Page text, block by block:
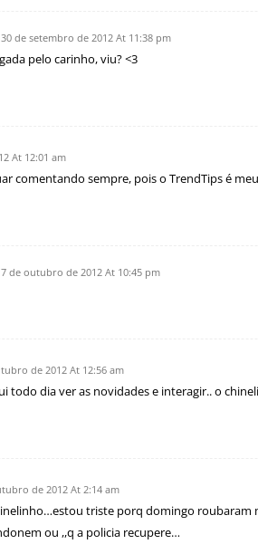
30 de setembro de 2012 At 11:38 pm
pelo carinho, viu? <3
At 12:01 am
comentando sempre, pois o TrendTips é
7 de outubro de 2012 At 10:45 pm
de 2012 At 12:56 am
todo dia ver as novidades e interagir.. o
de 2012 At 2:14 am
triste porq domingo roubaram
ou ,,q a policia recupere…